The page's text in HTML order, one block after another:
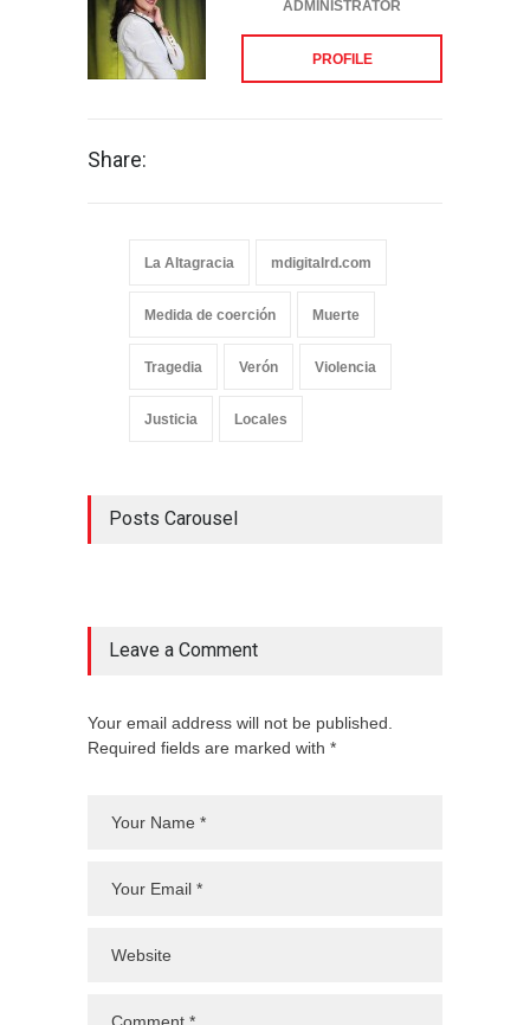
ADMINISTRATOR
PROFILE
Share:
La Altagracia mdigitalrd.com
Medida de coerción Muerte
Tragedia Verón Violencia
Justicia Locales
Posts Carousel
Leave a Comment
Your email address will not be published.
Required fields are marked with *